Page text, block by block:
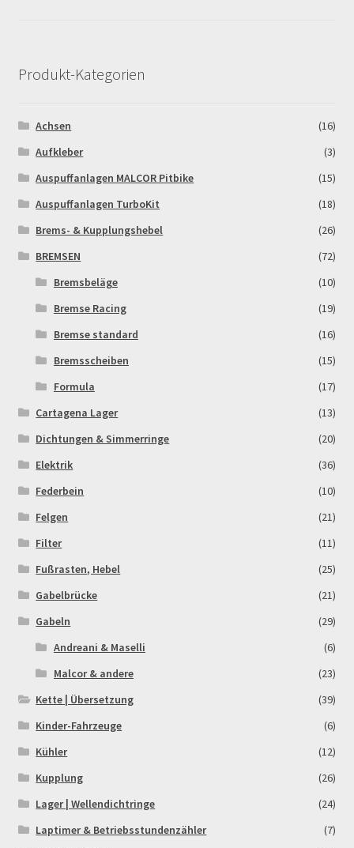
Produkt-Kategorien
Achsen
(16)
Aufkleber
(3)
Auspuffanlagen MALCOR Pitbike
(15)
Auspuffanlagen TurboKit
(18)
Brems- & Kupplungshebel
(26)
BREMSEN
(72)
Bremsbeläge
(10)
Bremse Racing
(19)
Bremse standard
(16)
Bremsscheiben
(15)
Formula
(17)
Cartagena Lager
(13)
Dichtungen & Simmerringe
(20)
Elektrik
(36)
Federbein
(10)
Felgen
(21)
Filter
(11)
Fußrasten, Hebel
(25)
Gabelbrücke
(21)
Gabeln
(29)
Andreani & Maselli
(6)
Malcor & andere
(23)
Kette | Übersetzung
(39)
Kinder-Fahrzeuge
(6)
Kühler
(12)
Kupplung
(26)
Lager | Wellendichtringe
(24)
Laptimer & Betriebsstundenzähler
(7)